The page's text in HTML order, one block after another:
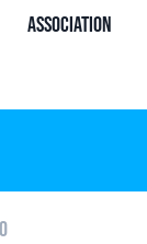
Association